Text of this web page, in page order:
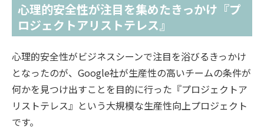
心理的安全性が注目を集めたきっかけ『プ
ロジェクトアリストテレス』
心理的安全性がビジネスシーンで注目を浴びるきっかけ
となったのが、Google社が生産性の高いチームの条件が
何かを見つけ出すことを目的に行った『プロジェクトア
リストテレス』という大規模な生産性向上プロジェクト
です。